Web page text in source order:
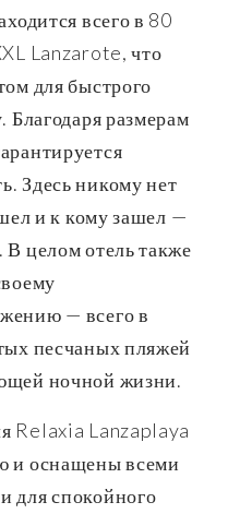
всего в 80
Lanzarote, что
для быстрого
Благодаря размерам
Здесь никому нет
и к кому зашел —
целом отель также
— всего в
песчаных пляжей
ночной жизни.
Relaxia Lanzaplaya
и оснащены всеми
для спокойного